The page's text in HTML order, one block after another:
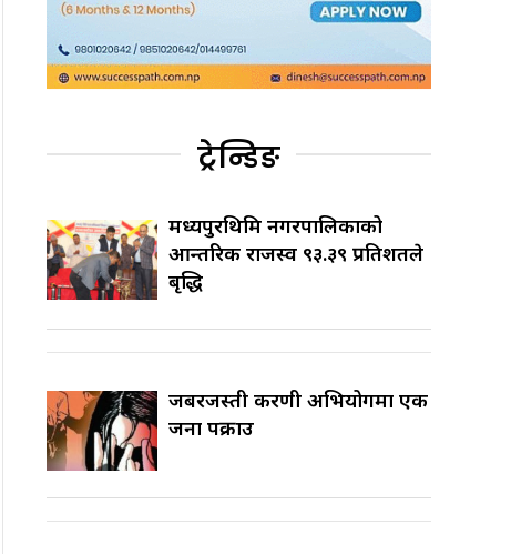
ट्रेन्डिङ
मध्यपुरथिमि नगरपालिकाको
आन्तरिक राजस्व ९३.३९ प्रतिशतले
बृद्धि
जबरजस्ती करणी अभियोगमा एक
जना पक्राउ